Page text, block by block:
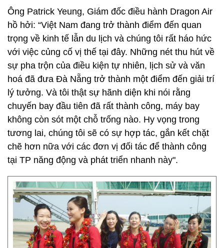
Ông Patrick Yeung, Giám đốc điều hành Dragon Air
hồ hởi: “Việt Nam đang trở thành điểm đến quan
trọng về kinh tế lẫn du lịch và chúng tôi rất háo hức
với việc củng cố vị thế tại đây. Những nét thu hút về
sự pha trộn của điều kiện tự nhiên, lịch sử và văn
hoá đã đưa Đà Nẵng trở thành một điểm đến giải trí
lý tưởng. Và tôi thật sự hãnh diện khi nói rằng
chuyến bay đầu tiên đã rất thành công, máy bay
không còn sót một chỗ trống nào. Hy vọng trong
tương lai, chúng tôi sẽ có sự hợp tác, gắn kết chặt
chẽ hơn nữa với các đơn vị đối tác để thành công
tại TP năng động và phát triển nhanh này".